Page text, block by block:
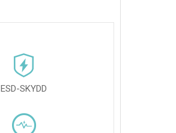
ESD-SKYDD